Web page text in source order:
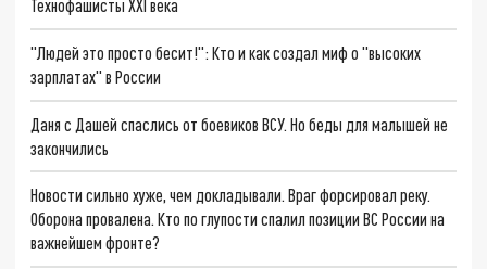
Технофашисты XXI века
"Людей это просто бесит!": Кто и как создал миф о "высоких
зарплатах" в России
Даня с Дашей спаслись от боевиков ВСУ. Но беды для малышей не
закончились
Новости сильно хуже, чем докладывали. Враг форсировал реку.
Оборона провалена. Кто по глупости спалил позиции ВС России на
важнейшем фронте?